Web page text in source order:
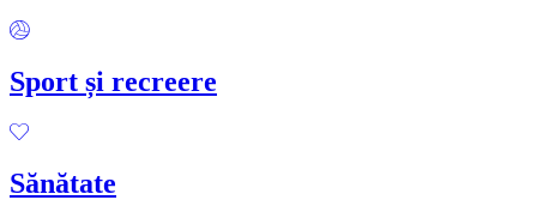
Sport și recreere
Sănătate